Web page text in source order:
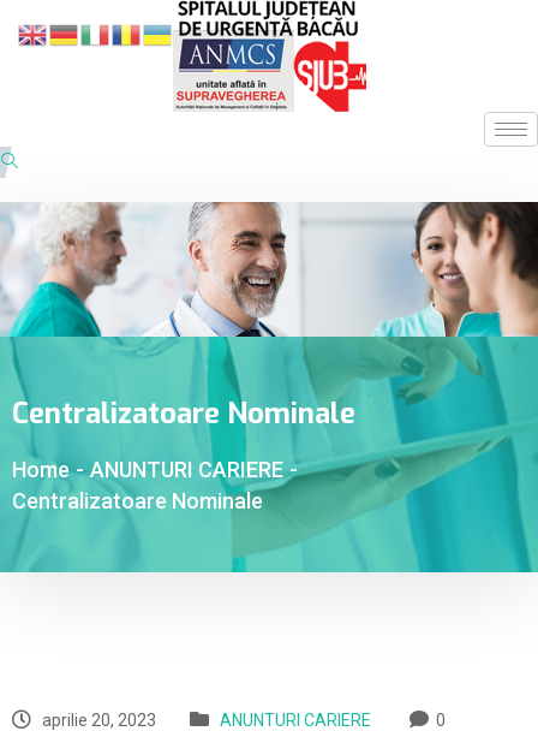
Centralizatoare Nominale
Home - ANUNTURI CARIERE -
Centralizatoare Nominale
aprilie 20, 2023 ANUNTURI CARIERE 0